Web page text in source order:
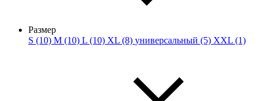
Размер
S (10) M (10) L (10) XL (8) универсальный (5) XXL (1)